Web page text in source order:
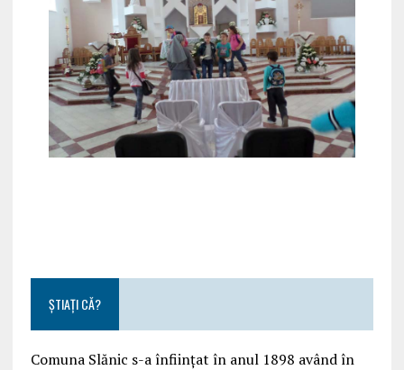
ȘTIAȚI CĂ?
Comuna Slănic s-a înființat în anul 1898 având în